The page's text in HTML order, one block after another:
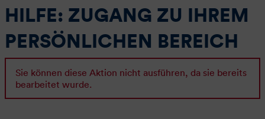
HILFE: ZUGANG ZU IHREM
PERSÖNLICHEN BEREICH
Sie können diese Aktion nicht ausführen, da sie bereits
bearbeitet wurde.